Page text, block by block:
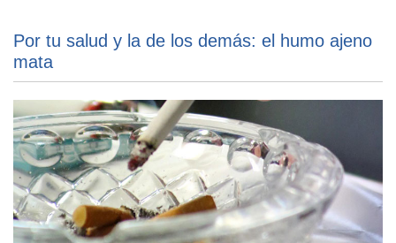
Por tu salud y la de los demás: el humo ajeno
mata